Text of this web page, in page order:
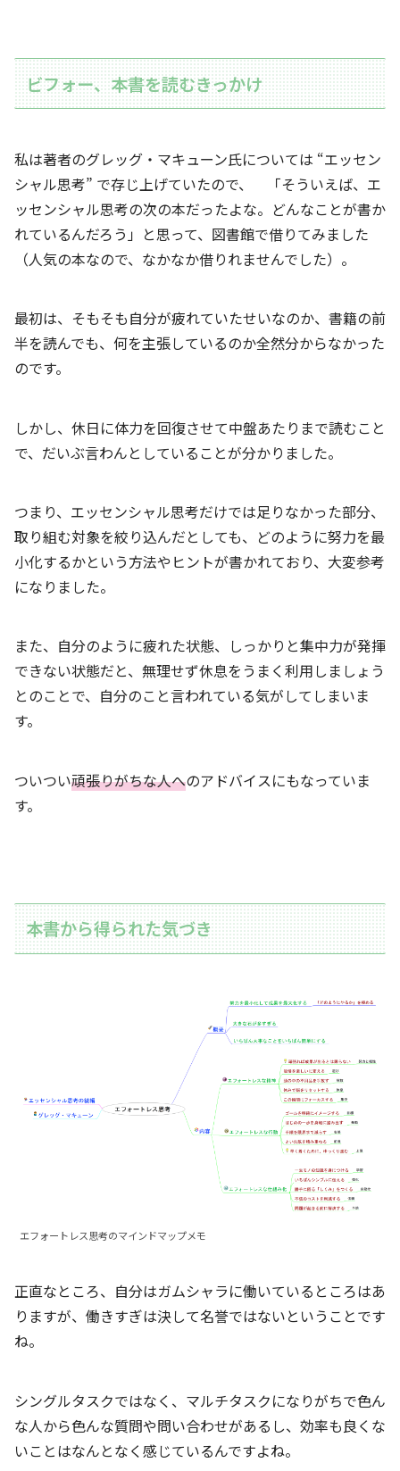
ビフォー、本書を読むきっかけ
私は著者のグレッグ・マキューン氏については “エッセン
シャル思考” で存じ上げていたので、 「そういえば、エ
ッセンシャル思考の次の本だったよな。どんなことが書か
れているんだろう」と思って、図書館で借りてみました
（人気の本なので、なかなか借りれませんでした）。
最初は、そもそも自分が疲れていたせいなのか、書籍の前
半を読んでも、何を主張しているのか全然分からなかった
のです。
しかし、休日に体力を回復させて中盤あたりまで読むこと
で、だいぶ言わんとしていることが分かりました。
つまり、エッセンシャル思考だけでは足りなかった部分、
取り組む対象を絞り込んだとしても、どのように努力を最
小化するかという方法やヒントが書かれており、大変参考
になりました。
また、自分のように疲れた状態、しっかりと集中力が発揮
できない状態だと、無理せず休息をうまく利用しましょう
とのことで、自分のこと言われている気がしてしまいま
す。
ついつい頑張りがちな人へのアドバイスにもなっていま
す。
本書から得られた気づき
エフォートレス思考のマインドマップメモ
正直なところ、自分はガムシャラに働いているところはあ
りますが、働きすぎは決して名誉ではないということです
ね。
シングルタスクではなく、マルチタスクになりがちで色ん
な人から色んな質問や問い合わせがあるし、効率も良くな
いことはなんとなく感じているんですよね。